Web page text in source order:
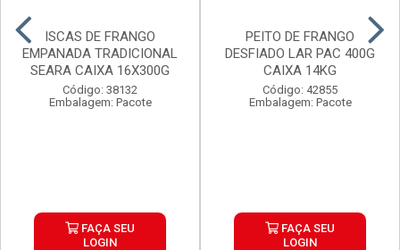
ISCAS DE FRANGO
EMPANADA TRADICIONAL
SEARA CAIXA 16X300G
Código: 38132
Embalagem: Pacote
FAÇA SEU
LOGIN
PEITO DE FRANGO
DESFIADO LAR PAC 400G
CAIXA 14KG
Código: 42855
Embalagem: Pacote
FAÇA SEU
LOGIN